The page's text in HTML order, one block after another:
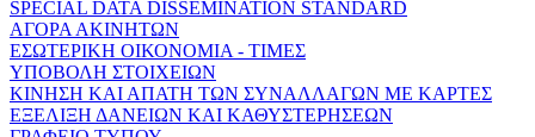
SPECIAL DATA DISSEMINATION STANDARD
ΑΓΟΡΑ ΑΚΙΝΗΤΩΝ
ΕΣΩΤΕΡΙΚΗ ΟΙΚΟΝΟΜΙΑ - ΤΙΜΕΣ
ΥΠΟΒΟΛΗ ΣΤΟΙΧΕΙΩΝ
ΚΙΝΗΣΗ ΚΑΙ ΑΠΑΤΗ ΤΩΝ ΣΥΝΑΛΛΑΓΩΝ ΜΕ ΚΑΡΤΕΣ
ΕΞΕΛΙΞΗ ΔΑΝΕΙΩΝ ΚΑΙ ΚΑΘΥΣΤΕΡΗΣΕΩΝ